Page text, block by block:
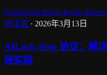
#agent-first #skill-design
杨正武 · 2026年3月13日
AILock-Step 协议：解
程实践